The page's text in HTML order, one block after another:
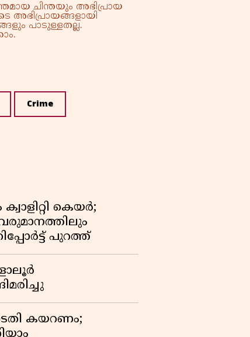
ചിന്തയും അഭിപ്രായ
അഭിപ്രായങ്ങളായി
പാടുള്ളതല്ല.
Crime
കെയർ;
പുറത്ത്
കയറണം;